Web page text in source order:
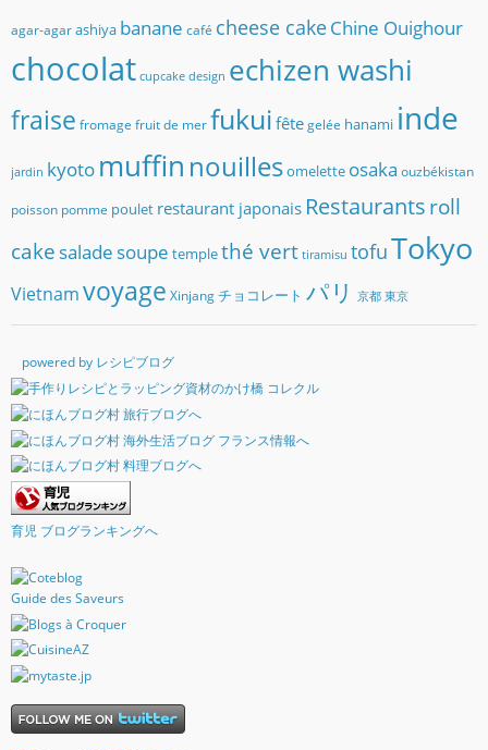
agar-agar ashiya banane café cheese cakeChine Ouighour
chocolat cupcake design echizen washi
fraise fromage fruit de mer fukui fête gelée hanami inde
jardin kyoto muffin nouillesomelette osaka ouzbékistan
poisson pomme poulet restaurant japonais Restaurantsroll
cake salade soupe templethé vert tiramisu tofuTokyo
Vietnamvoyage Xinjang チョコレート パリ 京都 東京
powered by レシピブログ
育児 ブログランキングへ
Guide des Saveurs